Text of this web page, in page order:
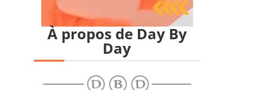
À propos de Day By
Day